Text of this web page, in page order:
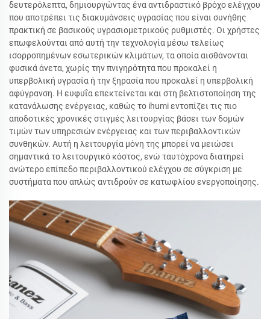
δευτερόλεπτα, δημιουργώντας ένα αντιδραστικό βρόχο ελέγχου
που αποτρέπει τις διακυμάνσεις υγρασίας που είναι συνήθης
πρακτική σε βασικούς υγρασιομετρικούς ρυθμιστές. Οι χρήστες
επωφελούνται από αυτή την τεχνολογία μέσω τελείως
ισορροπημένων εσωτερικών κλιμάτων, τα οποία αισθάνονται
φυσικά άνετα, χωρίς την πνιγηρότητα που προκαλεί η
υπερβολική υγρασία ή την ξηρασία που προκαλεί η υπερβολική
αφύγρανση. Η ευφυΐα επεκτείνεται και στη βελτιστοποίηση της
κατανάλωσης ενέργειας, καθώς το ihumi εντοπίζει τις πιο
αποδοτικές χρονικές στιγμές λειτουργίας βάσει των δομών
τιμών των υπηρεσιών ενέργειας και των περιβαλλοντικών
συνθηκών. Αυτή η λειτουργία μόνη της μπορεί να μειώσει
σημαντικά το λειτουργικό κόστος, ενώ ταυτόχρονα διατηρεί
ανώτερο επίπεδο περιβαλλοντικού ελέγχου σε σύγκριση με
συστήματα που απλώς αντιδρούν σε κατωφλίου ενεργοποίησης.